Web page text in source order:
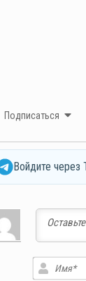
Подписаться
Войдите через